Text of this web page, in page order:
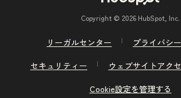
Copyright © 2026 HubSpot, Inc.
リーガルセンター
プライバシ
セキュリティー
ウェブサイトアク
Cookie設定を管理する